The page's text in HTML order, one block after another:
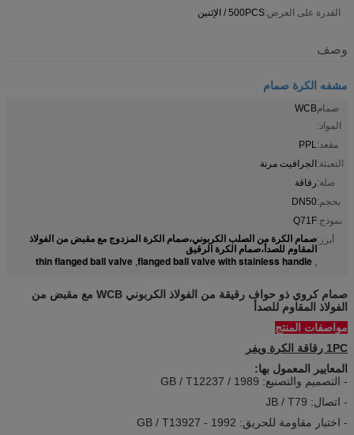
القدرة على العرض:500PCS / الإثنين
وصف
مشفه الكرة صمام
صمام
المواد:
WCB
مقعد:PPL
التعبئة:الجرافيت مرنة
صلة:رقاقة
بحجم:DN50
نموذج:Q71F
أبرز:صمام الكرة من الصلب الكربوني،صمام الكرة المزدوج مع مقبض من الفولاذ
المقاوم للصدأ،صمام الكرة الرقيق
,
flanged ball valve with stainless handle
,
thin flanged ball valve
صمام كروي ذو حواف رقيقة من الفولاذ الكربوني WCB مع مقبض من
الفولاذ المقاوم للصدأ
مواصفات المنتج
1PC رقاقة الكرة ويفر
المعايير المعمول بها:
- التصميم والتصنيع: GB / T12237 / 1989
- اتصال: JB / T79
- اختبار مقاومة للحريق: GB / T13927 - 1992